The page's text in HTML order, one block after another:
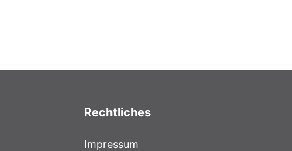
Rechtliches
Impressum